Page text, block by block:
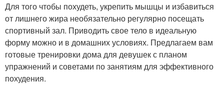
Для того чтобы похудеть, укрепить мышцы и избавиться
от лишнего жира необязательно регулярно посещать
спортивный зал. Приводить свое тело в идеальную
форму можно и в домашних условиях. Предлагаем вам
готовые тренировки дома для девушек с планом
упражнений и советами по занятиям для эффективного
похудения.